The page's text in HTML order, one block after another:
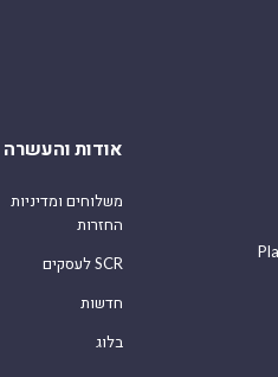
אודות והעשרה
משלוחים ומדיניות
החזרות
לעסקים SCR
חדשות
בלוג